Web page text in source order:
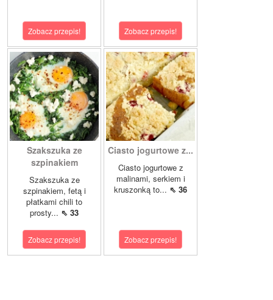
Zobacz przepis! Zobacz przepis!
Szakszuka ze
szpinakiem
Szakszuka ze
szpinakiem, fetą i
płatkami chili to
prosty... ⇖ 33
Zobacz przepis!
Ciasto jogurtowe z...
Ciasto jogurtowe z
malinami, serkiem i
kruszonką to... ⇖ 36
Zobacz przepis!